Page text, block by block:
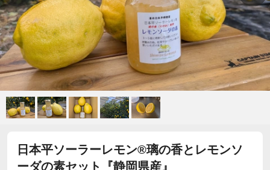
日本平ソーラーレモン®璃の香とレモンソ
ーダの素セット『静岡県産』